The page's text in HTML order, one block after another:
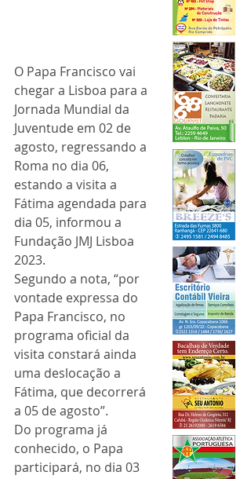
O Papa Francisco vai
chegar a Lisboa para a
Jornada Mundial da
Juventude em 02 de
agosto, regressando a
Roma no dia 06,
estando a visita a
Fátima agendada para
dia 05, informou a
Fundação JMJ Lisboa
2023.
Segundo a nota, “por
vontade expressa do
Papa Francisco, no
programa oficial da
visita constará ainda
uma deslocação a
Fátima, que decorrerá
a 05 de agosto”.
Do programa já
conhecido, o Papa
participará, no dia 03